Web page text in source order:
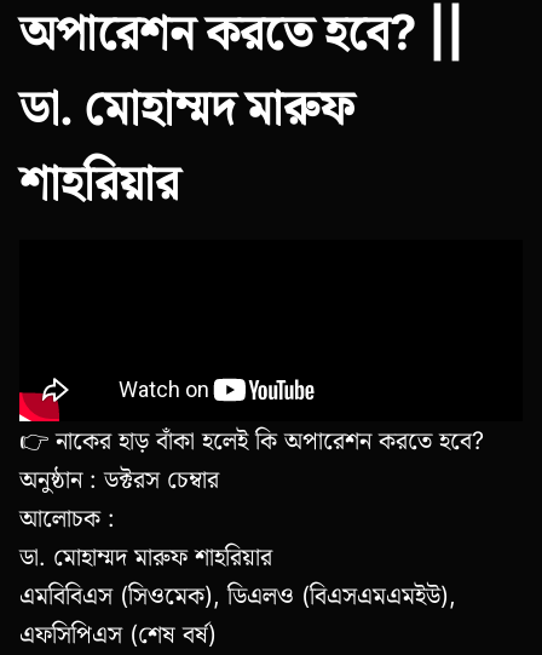
অপারেশন করতে হবে? ||
ডা. মোহাম্মদ মারুফ
শাহরিয়ার
👉 নাকের হাড় বাঁকা হলেই কি অপারেশন করতে হবে?
অনুষ্ঠান : ডক্টরস চেম্বার
আলোচক :
ডা. মোহাম্মদ মারুফ শাহরিয়ার
এমবিবিএস (সিওমেক), ডিএলও (বিএসএমএমইউ),
এফসিপিএস (শেষ বর্ষ)